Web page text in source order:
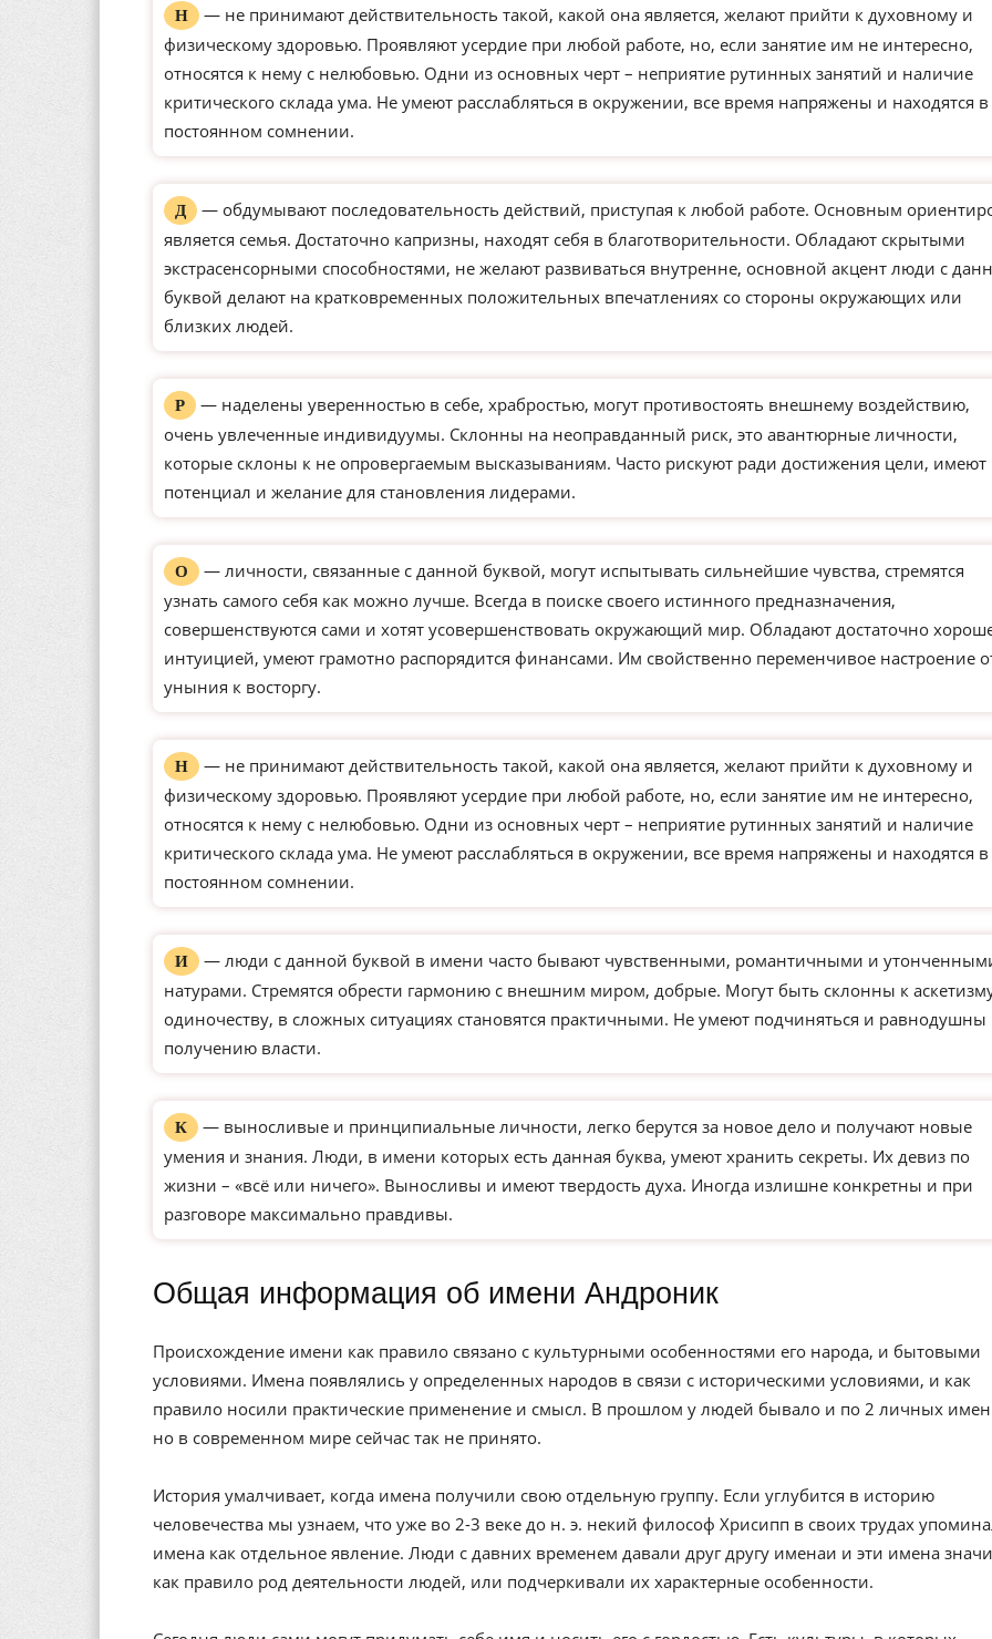
Н
— не принимают действительность такой, какой она является, желают прийти к духовному и
физическому здоровью. Проявляют усердие при любой работе, но, если занятие им не интересно,
относятся к нему с нелюбовью. Одни из основных черт – неприятие рутинных занятий и наличие
критического склада ума. Не умеют расслабляться в окружении, все время напряжены и находятся в
постоянном сомнении.
Д
— обдумывают последовательность действий, приступая к любой работе. Основным
является семья. Достаточно капризны, находят себя в благотворительности. Обладают скрытыми
экстрасенсорными способностями, не желают развиваться внутренне, основной акцент люди с
буквой делают на кратковременных положительных впечатлениях со стороны окружающих или
близких людей.
Р
— наделены уверенностью в себе, храбростью, могут противостоять внешнему воздействию,
очень увлеченные индивидуумы. Склонны на неоправданный риск, это авантюрные личности,
которые склоны к не опровергаемым высказываниям. Часто рискуют ради достижения цели, имеют
потенциал и желание для становления лидерами.
О
— личности, связанные с данной буквой, могут испытывать сильнейшие чувства, стремятся
узнать самого себя как можно лучше. Всегда в поиске своего истинного предназначения,
совершенствуются сами и хотят усовершенствовать окружающий мир. Обладают достаточно
интуицией, умеют грамотно распорядится финансами. Им свойственно переменчивое настроение
уныния к восторгу.
Н
— не принимают действительность такой, какой она является, желают прийти к духовному и
физическому здоровью. Проявляют усердие при любой работе, но, если занятие им не интересно,
относятся к нему с нелюбовью. Одни из основных черт – неприятие рутинных занятий и наличие
критического склада ума. Не умеют расслабляться в окружении, все время напряжены и находятся в
постоянном сомнении.
И
— люди с данной буквой в имени часто бывают чувственными, романтичными и
натурами. Стремятся обрести гармонию с внешним миром, добрые. Могут быть склонны к
одиночеству, в сложных ситуациях становятся практичными. Не умеют подчиняться и равнодушны
получению власти.
К
— выносливые и принципиальные личности, легко берутся за новое дело и получают новые
умения и знания. Люди, в имени которых есть данная буква, умеют хранить секреты. Их девиз по
жизни – «всё или ничего». Выносливы и имеют твердость духа. Иногда излишне конкретны и при
разговоре максимально правдивы.
Общая информация об имени Андроник
Происхождение имени как правило связано с культурными особенностями его народа, и бытовыми
условиями. Имена появлялись у определенных народов в связи с историческими условиями, и как
правило носили практические применение и смысл. В прошлом у людей бывало и по 2 личных
но в современном мире сейчас так не принято.
История умалчивает, когда имена получили свою отдельную группу. Если углубится в историю
человечества мы узнаем, что уже во 2-3 веке до н. э. некий философ Хрисипп в своих трудах
имена как отдельное явление. Люди с давних временем давали друг другу именаи и эти имена
как правило род деятельности людей, или подчеркивали их характерные особенности.